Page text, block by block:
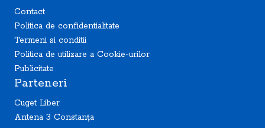
Contact
Politica de confidentialitate
Termeni si conditii
Politica de utilizare a Cookie-urilor
Publicitate
Parteneri
Cuget Liber
Antena 3 Constanța